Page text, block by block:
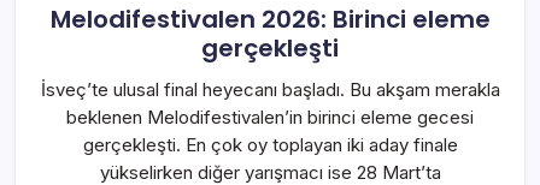
Melodifestivalen 2026: Birinci eleme
gerçekleşti
İsveç’te ulusal final heyecanı başladı. Bu akşam merakla
beklenen Melodifestivalen’in birinci eleme gecesi
gerçekleşti. En çok oy toplayan iki aday finale
yükselirken diğer yarışmacı ise 28 Mart’ta